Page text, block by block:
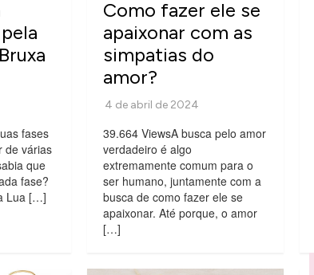
fases
de várias
que
fase?
Lua […]
Como fazer ele se
apaixonar com as
simpatias do
amor?
39.664 ViewsA busca pelo amor
verdadeiro é algo
extremamente comum para o
ser humano, juntamente com a
busca de como fazer ele se
apaixonar. Até porque, o amor
[…]